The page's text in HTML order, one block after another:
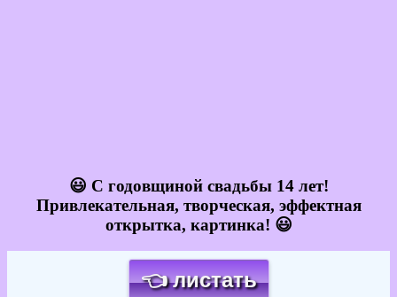
😃 С годовщиной свадьбы 14 лет!
Привлекательная, творческая, эффектная
открытка, картинка! 😃
👈 листать